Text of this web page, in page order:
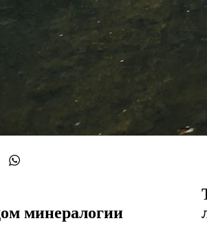
минералогии